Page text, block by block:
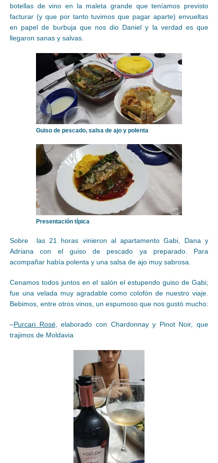
botellas de vino en la maleta grande que teníamos previsto
facturar (y que por tanto tuvimos que pagar aparte) envueltas
en papel de burbuja que nos dio Daniel y la verdad es que
llegaron sanas y salvas.
Guiso de pescado, salsa de ajo y polenta
Presentación típica
Sobre las 21 horas vinieron al apartamento Gabi, Dana y
Adriana con el guiso de pescado ya preparado. Para
acompañar había polenta y una salsa de ajo muy sabrosa.
Cenamos todos juntos en el salón el estupendo guiso de Gabi;
fue una velada muy agradable como colofón de nuestro viaje.
Bebimos, entre otros vinos, un espumoso que nos gustó mucho:
–Purcari Rosé, elaborado con Chardonnay y Pinot Noir, que
trajimos de Moldavia